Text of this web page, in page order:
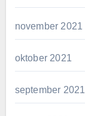
november 2021
oktober 2021
september 2021